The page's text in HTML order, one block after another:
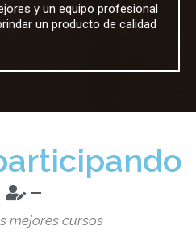
y un equipo profesional
un producto de calidad
mejores cursos